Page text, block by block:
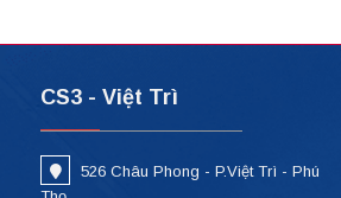
CS3 - Việt Trì
526 Châu Phong - P.Việt Trì - Phú